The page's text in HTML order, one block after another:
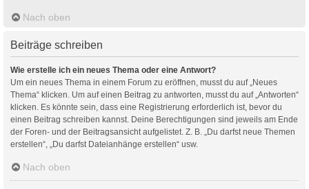
Nach oben
Beiträge schreiben
Wie erstelle ich ein neues Thema oder eine Antwort?
Um ein neues Thema in einem Forum zu eröffnen, musst du auf „Neues
Thema“ klicken. Um auf einen Beitrag zu antworten, musst du auf „Antworten“
klicken. Es könnte sein, dass eine Registrierung erforderlich ist, bevor du
einen Beitrag schreiben kannst. Deine Berechtigungen sind jeweils am Ende
der Foren- und der Beitragsansicht aufgelistet. Z. B. „Du darfst neue Themen
erstellen“, „Du darfst Dateianhänge erstellen“ usw.
Nach oben